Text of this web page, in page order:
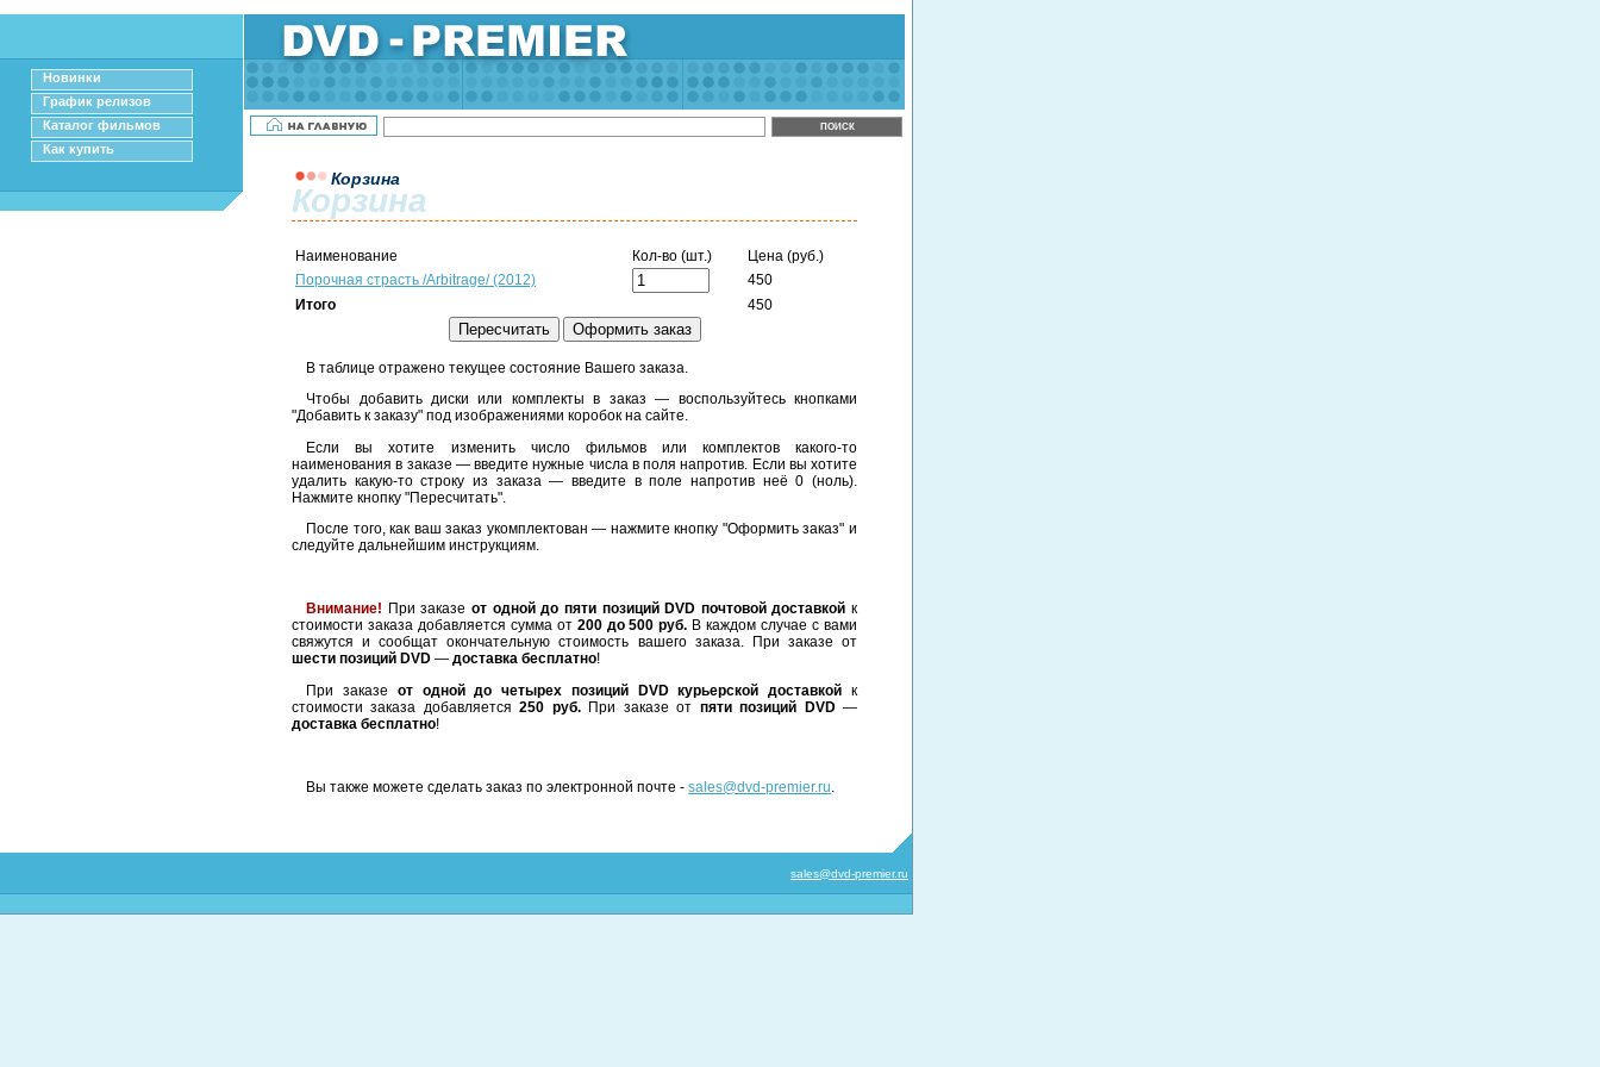
Новинки
График релизов
Каталог фильмов
Как купить
Корзина
Корзина
Наименование Кол-во (шт.)
Цена (руб.)
Порочная страсть /Arbitrage/ (2012)
450
Итого
450
В таблице отражено текущее состояние Вашего заказа.
Чтобы добавить диски или комплекты в заказ — воспользуйтесь кнопками
"Добавить к заказу" под изображениями коробок на сайте.
Если вы хотите изменить число фильмов или комплектов какого-то
наименования в заказе — введите нужные числа в поля напротив. Если вы хотите
удалить какую-то строку из заказа — введите в поле напротив неё 0 (ноль).
Нажмите кнопку "Пересчитать".
После того, как ваш заказ укомплектован — нажмите кнопку "Оформить заказ" и
следуйте дальнейшим инструкциям.
Внимание! При заказеот одной до пяти позиций DVD почтовой доставкой к
стоимости заказа добавляется сумма от 200 до 500 руб. В каждом случае с вами
свяжутся и сообщат окончательную стоимость вашего заказа. При заказе от
шести позиций DVD — доставка бесплатно!
При заказе от одной до четырех позиций DVD курьерской доставкой к
стоимости заказа добавляется250 руб.При заказе от пяти позиций DVD—
доставка бесплатно!
Вы также можете сделать заказ по электронной почте -sales@dvd-premier.ru.
sales@dvd-premier.ru